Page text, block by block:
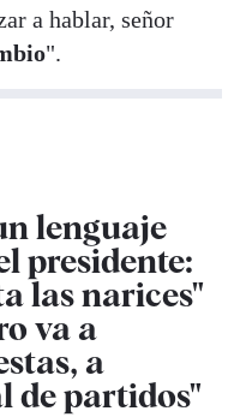
a hablar, señor
".
lenguaje
presidente:
las narices"
va a
a
de partidos"